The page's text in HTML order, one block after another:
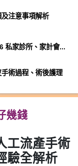
注意事項解析
私家診所、家計會...
術過程、術後護理
幾錢
工流產手術
驗全解析